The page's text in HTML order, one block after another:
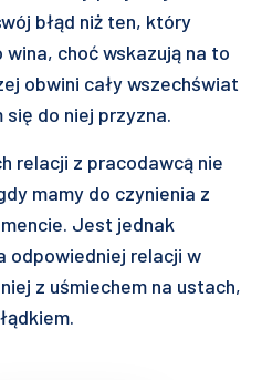
błąd niż ten, który
choć wskazują na to
obwini cały wszechświat
się do niej przyzna.
relacji z pracodawcą nie
mamy do czynienia z
Jest jednak
odpowiedniej relacji w
z uśmiechem na ustach,